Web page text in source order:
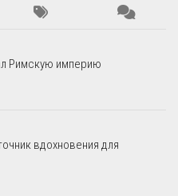
Римскую империю
вдохновения для